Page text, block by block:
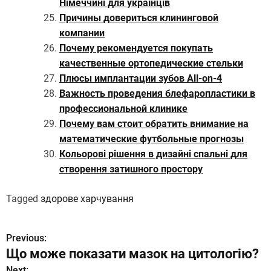
Німеччині для українців
Причины довериться клининговой
компании
Почему рекомендуется покупать
качественные ортопедические стельки
Плюсы имплантации зубов All-on-4
Важность проведения блефаропластики в
профессиональной клинике
Почему вам стоит обратить внимание на
математические футбольные прогнозы
Кольорові рішення в дизайні спальні для
створення затишного простору
Tagged здорове харчування
Н
а
Previous:
Що може показати мазок на цитологію?